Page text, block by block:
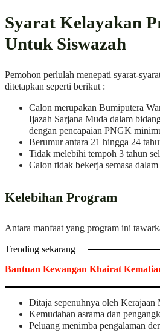
Syarat Kelayakan
Untuk Siswazah
Pemohon perlulah menepati syarat-
ditetapkan seperti berikut :
Calon merupakan Bumiputera
Ijazah Sarjana Muda dalam
dengan pencapaian PNGK
Berumur antara 21 hingga 24
Tidak melebihi tempoh 3 tahun
Calon tidak bekerja semasa
Kelebihan Program
Antara manfaat yang program ini
Trending sekarang
Bantuan Kewangan Khairat
Ditaja sepenuhnya oleh Kerajaan
Kemudahan asrama dan
Peluang menimba pengalaman